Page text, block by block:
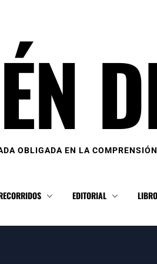
OBLIGADA EN LA
EDITORIAL